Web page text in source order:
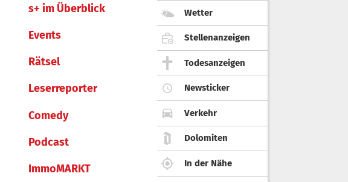
s+ im Überblick
Events
Rätsel
Leserreporter
Comedy
Podcast
ImmoMARKT
Wetter
Stellenanzeigen
Todesanzeigen
Newsticker
Verkehr
Dolomiten
In der Nähe